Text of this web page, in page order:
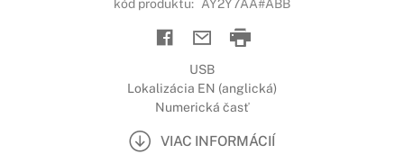
kód produktu: AY2Y7AA#ABB
USB
Lokalizácia EN (anglická)
Numerická časť
VIAC INFORMÁCIÍ